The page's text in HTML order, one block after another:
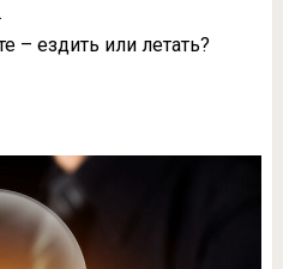
– ездить или летать?